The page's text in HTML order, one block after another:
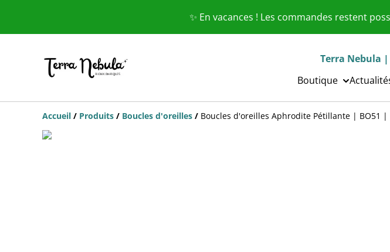
✨ En vacances ! Les commandes restent
Terra Nebula
Boutique
Accueil / Produits / Boucles d'oreilles / Boucles d'oreilles Aphrodite Pétillante | BO51 |